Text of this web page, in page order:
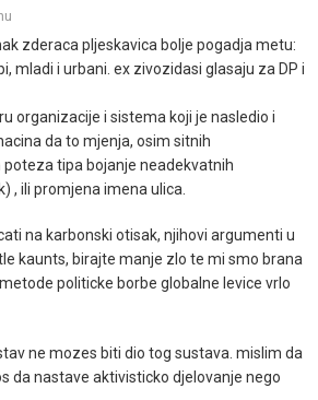
zderaca pljeskavica bolje pogadja metu:
mladi i urbani. ex zivozidasi glasaju za DP i
organizacije i sistema koji je nasledio i
da to mjenja, osim sitnih
tipa bojanje neadekvatnih
, ili promjena imena ulica.
na karbonski otisak, njihovi argumenti u
kaunts, birajte manje zlo te mi smo brana
politicke borbe globalne levice vrlo
ne mozes biti dio tog sustava. mislim da
da nastave aktivisticko djelovanje nego